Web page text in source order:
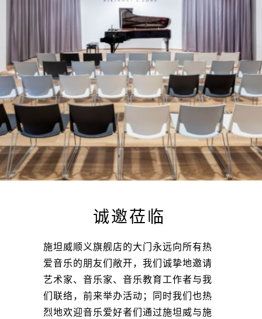
诚邀莅临
施坦威顺义旗舰店的大门永远向所有热
爱音乐的朋友们敞开，我们诚挚地邀请
艺术家、音乐家、音乐教育工作者与我
们联络，前来举办活动；同时我们也热
烈地欢迎音乐爱好者们通过施坦威与施